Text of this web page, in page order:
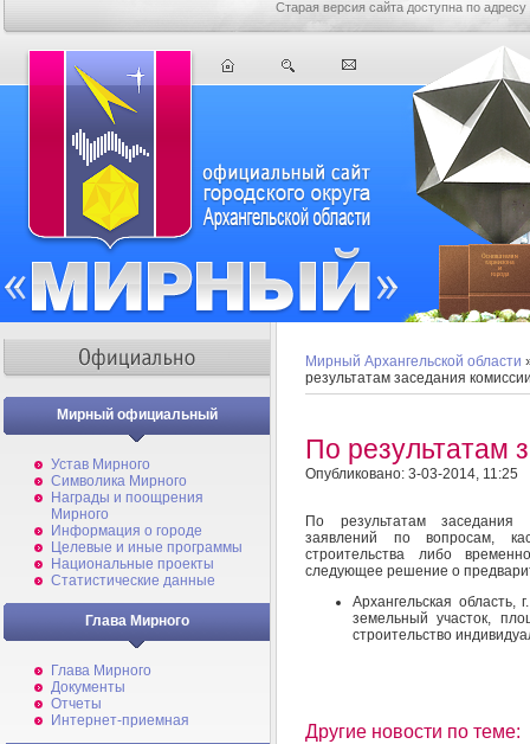
Старая версия сайта доступна по адресу
Мирный официальный
Устав Мирного
Символика Мирного
Награды и поощрения
Мирного
Информация о городе
Целевые и иные программы
Национальные проекты
Статистические данные
Глава Мирного
Глава Мирного
Документы
Отчеты
Интернет-приемная
Мирный Архангельской области
результатам заседания
По результатам
Опубликовано: 3-03-2014, 11:25
По результатам заседания
заявлений по вопросам,
строительства либо
следующее решение о
Архангельская
земельный участок,
строительство
Другие новости по теме: